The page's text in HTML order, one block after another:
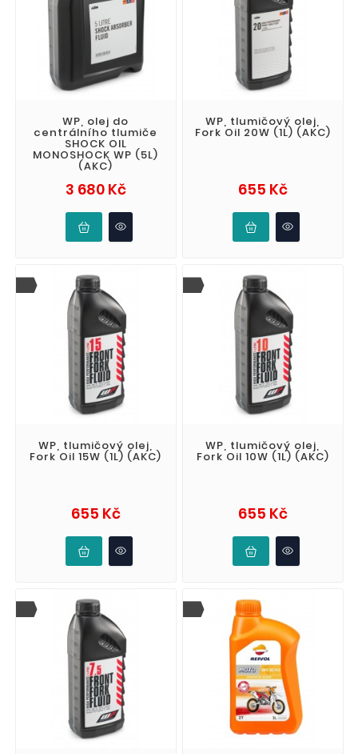
WP, olej do
centrálního tlumiče
SHOCK OIL
MONOSHOCK WP (5L)
(AKC)
3 680 KčCena
WP, tlumičový olej,
Fork Oil 20W (1L) (AKC)
655 KčCena
WP, tlumičový olej,
Fork Oil 15W (1L) (AKC)
655 KčCena
WP, tlumičový olej,
Fork Oil 10W (1L) (AKC)
655 KčCena